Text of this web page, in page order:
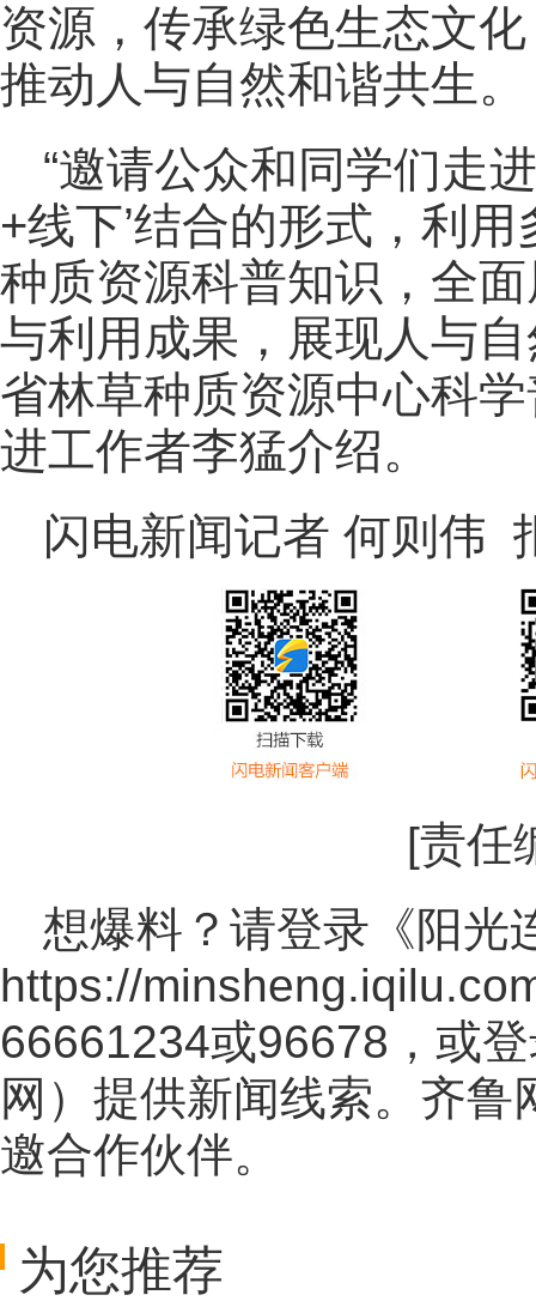
资源，传承绿色生态文
推动人与自然和谐共生。
“邀请公众和同学们走
+线下’结合的形式，利
种质资源科普知识，全
与利用成果，展现人与
省林草种质资源中心科
进工作者李猛介绍。
闪电新闻记者 何则伟
[责任
想爆料？请登录《阳光
https://
66661234或96678，或
网 ）提供新闻线索。齐鲁
邀合作伙伴。
为您推荐